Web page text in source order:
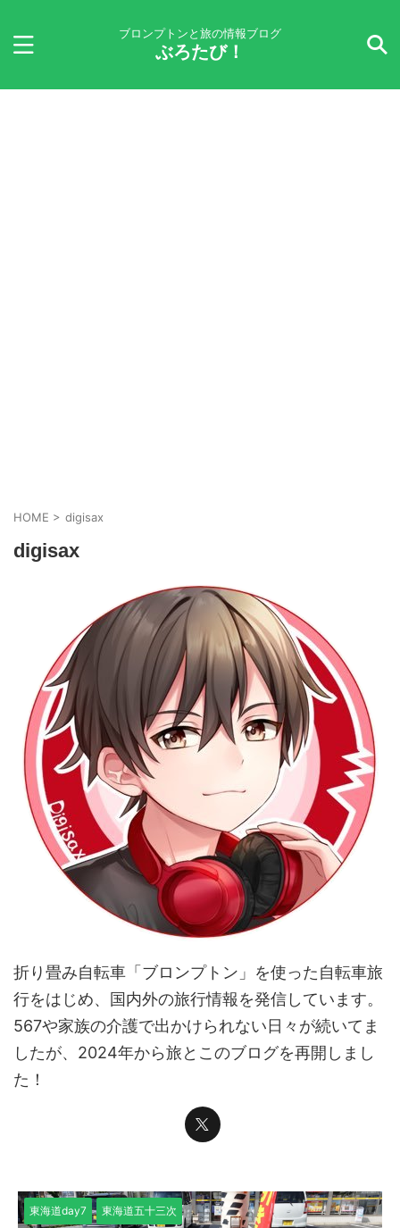
ブロンプトンと旅の情報ブログ
ぶろたび！
HOME > digisax
digisax
折り畳み自転車「ブロンプトン」を使った自転車旅
行をはじめ、国内外の旅行情報を発信しています。
567や家族の介護で出かけられない日々が続いてま
したが、2024年から旅とこのブログを再開しまし
た！
東海道day7 東海道五十三次